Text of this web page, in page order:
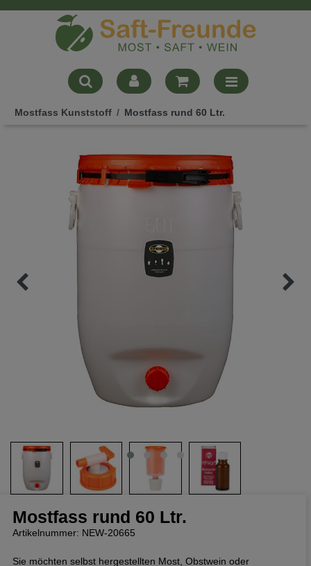
Mostfass Kunststoff Mostfass rund 60 Ltr.
Mostfass rund 60 Ltr.
Artikelnummer: NEW-20665
Sie möchten selbst hergestellten Most, Obstwein oder